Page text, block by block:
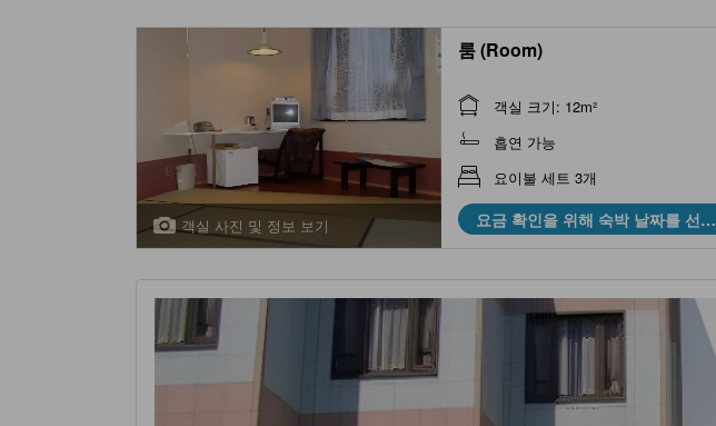
객실 사진 및 정보 보기
룸 (Room)
객실 크기: 12m²
흡연 가능
요이불 세트 3개
요금 확인을 위해 숙박 날짜를 선택
하세요